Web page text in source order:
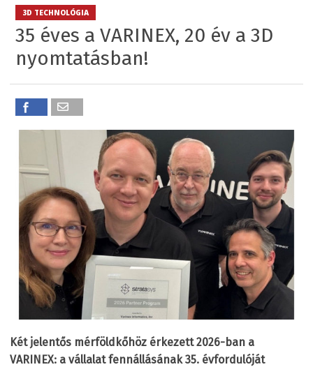
3D TECHNOLÓGIA
35 éves a VARINEX, 20 év a 3D
nyomtatásban!
Két jelentős mérföldkőhöz érkezett 2026-ban a
VARINEX: a vállalat fennállásának 35. évfordulóját